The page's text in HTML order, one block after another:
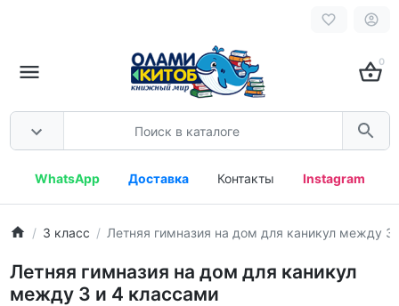
0
WhatsApp Доставка Контакты Instagram
3 класс Летняя гимназия на дом для каникул между 3
Летняя гимназия на дом для каникул
между 3 и 4 классами